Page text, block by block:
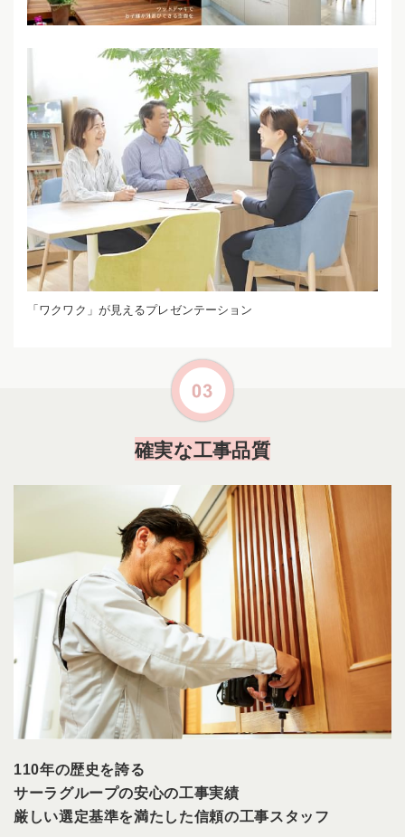
「ワクワク」が見えるプレゼンテーション
確実な工事品質
110年の歴史を誇る
サーラグループの安心の工事実績
厳しい選定基準を満たした信頼の工事スタッフ